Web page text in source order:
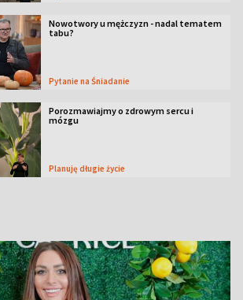
Nowotwory u mężczyzn - nadal tematem
tabu?
Pytanie na Śniadanie
Porozmawiajmy o zdrowym sercu i
mózgu
Planuję długie życie